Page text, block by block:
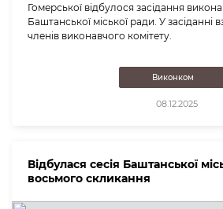
Гомерської відбулося засідання
Баштанської міської ради. У засіданні
членів виконавчого комітету.
Виконком
08.12.2025
Відбулася сесія Баштанської
восьмого скликання